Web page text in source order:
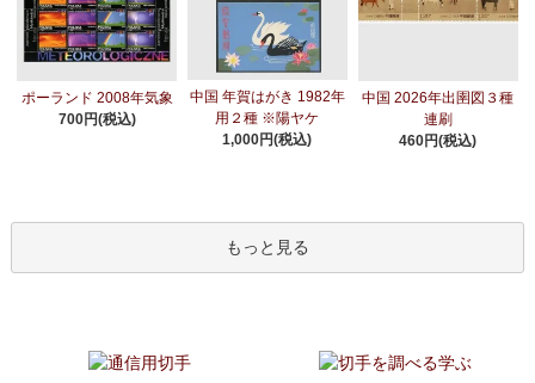
ポーランド 2008年気象
700円(税込)
中国 年賀はがき 1982年
用２種 ※陽ヤケ
1,000円(税込)
中国 2026年出圉図３種
連刷
460円(税込)
もっと見る